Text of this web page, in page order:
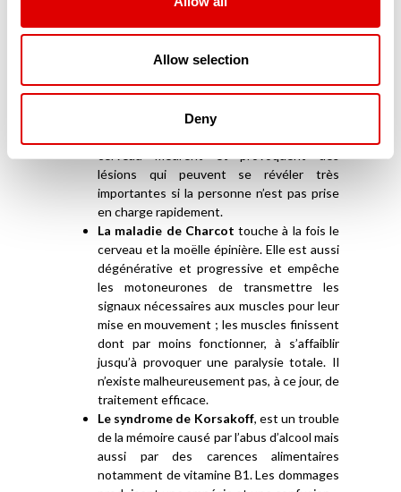
Allow selection
Deny
fonctionnement de la vessie mais aussi du
L’AVC (Accident Vasculaire Cérébral)
suffisamment irrigué et n’apporte plus ni
l’oxygène, ni les nutriments qui lui sont
lésions qui peuvent se révéler très
importantes si la personne n’est pas prise
en charge rapidement.
La maladie de Charcot touche à la fois le
cerveau et la moëlle épinière. Elle est aussi
dégénérative et progressive et empêche
les motoneurones de transmettre les
signaux nécessaires aux muscles pour leur
mise en mouvement ; les muscles finissent
dont par moins fonctionner, à s’affaiblir
jusqu’à provoquer une paralysie totale. Il
n’existe malheureusement pas, à ce jour, de
traitement efficace.
Le syndrome de Korsakoff, est un trouble
de la mémoire causé par l’abus d’alcool mais
aussi par des carences alimentaires
notamment de vitamine B1. Les dommages